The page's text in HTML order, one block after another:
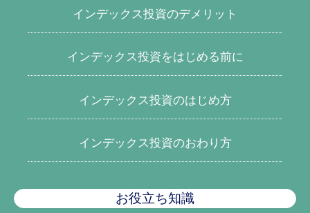
インデックス投資のデメリット
インデックス投資をはじめる前に
インデックス投資のはじめ方
インデックス投資のおわり方
お役立ち知識